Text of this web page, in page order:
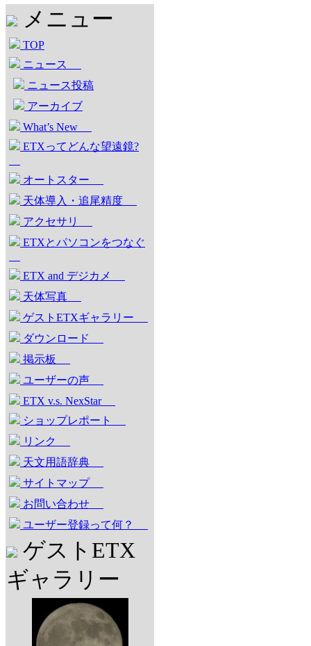
メニュー
TOP
ニュース
ニュース投稿
アーカイブ
What’s New
ETXってどんな望遠鏡?
オートスター
天体導入・追尾精度
アクセサリ
ETXとパソコンをつなぐ
ETX and デジカメ
天体写真
ゲストETXギャラリー
ダウンロード
掲示板
ユーザーの声
ETX v.s. NexStar
ショップレポート
リンク
天文用語辞典
サイトマップ
お問い合わせ
ユーザー登録って何？
ゲストETX
ギャラリー